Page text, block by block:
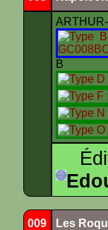
B
009 Les